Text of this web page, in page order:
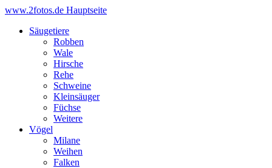
www.2fotos.de Hauptseite
Säugetiere
Robben
Wale
Hirsche
Rehe
Schweine
Kleinsäuger
Füchse
Weitere
Vögel
Milane
Weihen
Falken